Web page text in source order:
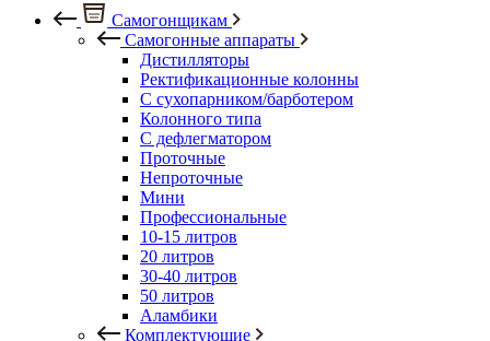
Самогонщикам
Самогонные аппараты
Дистилляторы
Ректификационные колонны
С сухопарником/барботером
Колонного типа
С дефлегматором
Проточные
Непроточные
Мини
Профессиональные
10-15 литров
20 литров
30-40 литров
50 литров
Аламбики
Комплектующие